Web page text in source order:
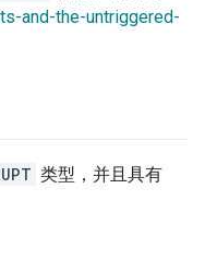
and-the-untriggered-
类型，并且具有